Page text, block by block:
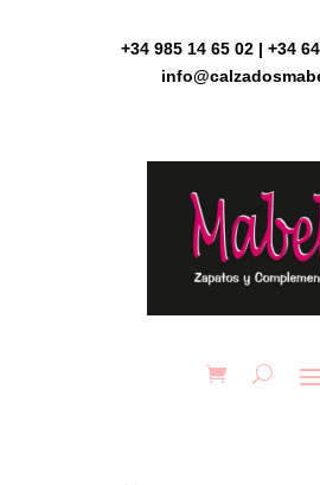
+34 985 14 65 02 | +34